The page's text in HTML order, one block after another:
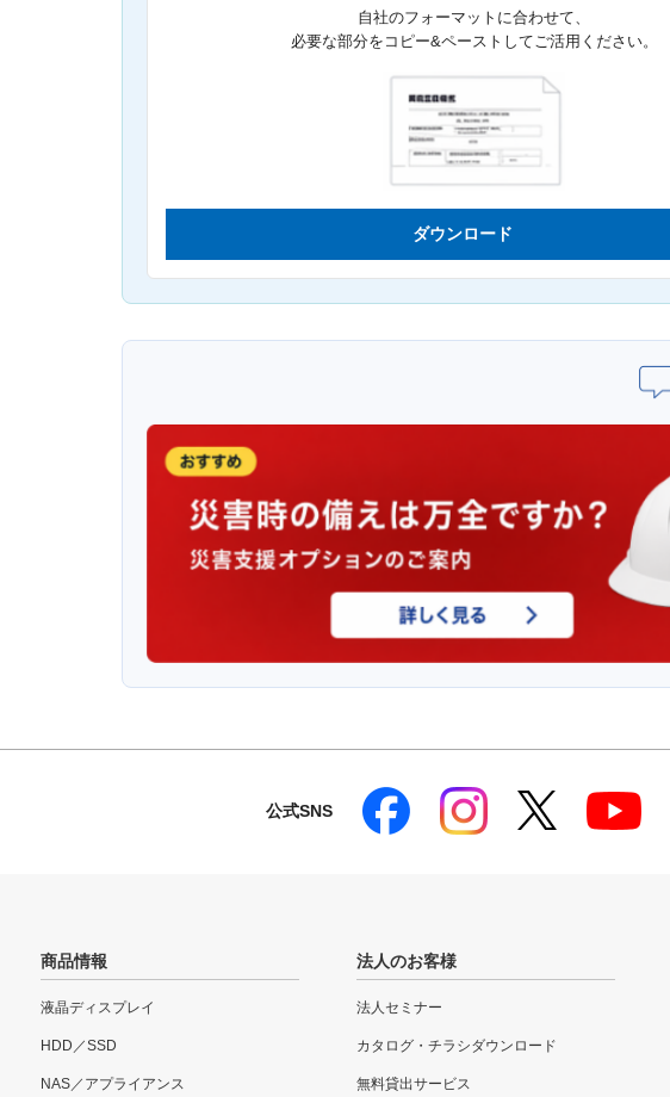
自社のフォーマットに合わせて、
必要な部分をコピー&ペーストしてご活用ください。
ダウンロード
公式SNS
商品情報
液晶ディスプレイ
HDD／SSD
NAS／アプライアンス
法人のお客様
法人セミナー
カタログ・チラシダウンロード
無料貸出サービス